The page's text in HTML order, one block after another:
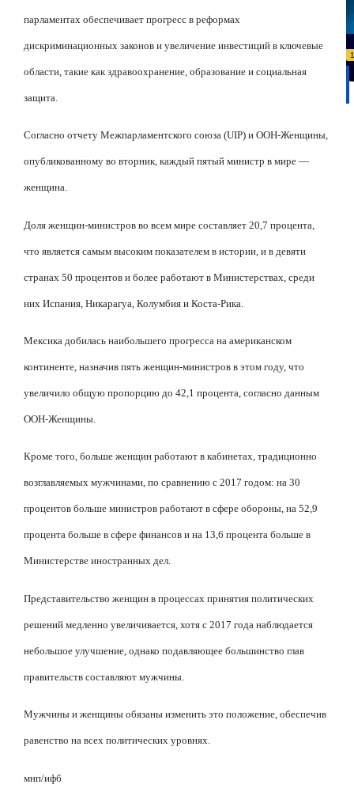
парламентах обеспечивает прогресс в реформах
дискриминационных законов и увеличение инвестиций в ключевые
области, такие как здравоохранение, образование и социальная
защита.
Согласно отчету Межпарламентского союза (UIP) и ООН-Женщины,
опубликованному во вторник, каждый пятый министр в мире —
женщина.
Доля женщин-министров во всем мире составляет 20,7 процента,
что является самым высоким показателем в истории, и в девяти
странах 50 процентов и более работают в Министерствах, среди
них Испания, Никарагуа, Колумбия и Коста-Рика.
Мексика добилась наибольшего прогресса на американском
континенте, назначив пять женщин-министров в этом году, что
увеличило общую пропорцию до 42,1 процента, согласно данным
ООН-Женщины.
Кроме того, больше женщин работают в кабинетах, традиционно
возглавляемых мужчинами, по сравнению с 2017 годом: на 30
процентов больше министров работают в сфере обороны, на 52,9
процента больше в сфере финансов и на 13,6 процента больше в
Министерстве иностранных дел.
Представительство женщин в процессах принятия политических
решений медленно увеличивается, хотя с 2017 года наблюдается
небольшое улучшение, однако подавляющее большинство глав
правительств составляют мужчины.
Мужчины и женщины обязаны изменить это положение, обеспечив
равенство на всех политических уровнях.
мнп/ифб